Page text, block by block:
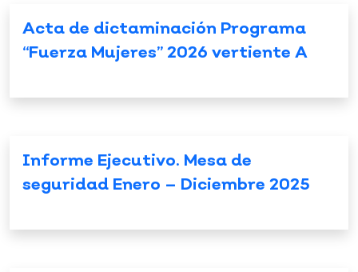
Acta de dictaminación Programa
“Fuerza Mujeres” 2026 vertiente A
Informe Ejecutivo. Mesa de
seguridad Enero – Diciembre 2025